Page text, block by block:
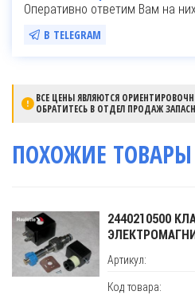
Оперативно ответим Вам на
В TELEGRAM
ВСЕ ЦЕНЫ ЯВЛЯЮТСЯ
ОБРАТИТЕСЬ В ОТДЕЛ ПРОДАЖ
ПОХОЖИЕ ТОВАРЫ
2440210500
Артикул:
Код товара: